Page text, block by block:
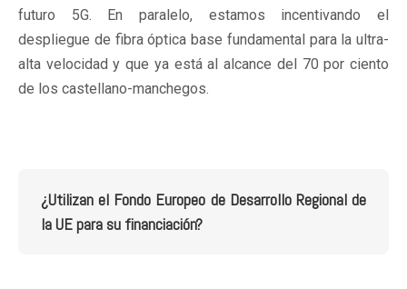
futuro 5G. En paralelo, estamos incentivando el
despliegue de fibra óptica base fundamental para la ultra-
alta velocidad y que ya está al alcance del 70 por ciento
de los castellano-manchegos.
¿Utilizan el Fondo Europeo de Desarrollo Regional de
la UE para su financiación?